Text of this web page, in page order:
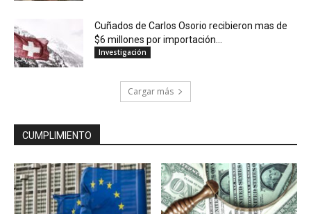
Cuñados de Carlos Osorio recibieron mas de
$6 millones por importación...
Investigación
Cargar más
CUMPLIMIENTO